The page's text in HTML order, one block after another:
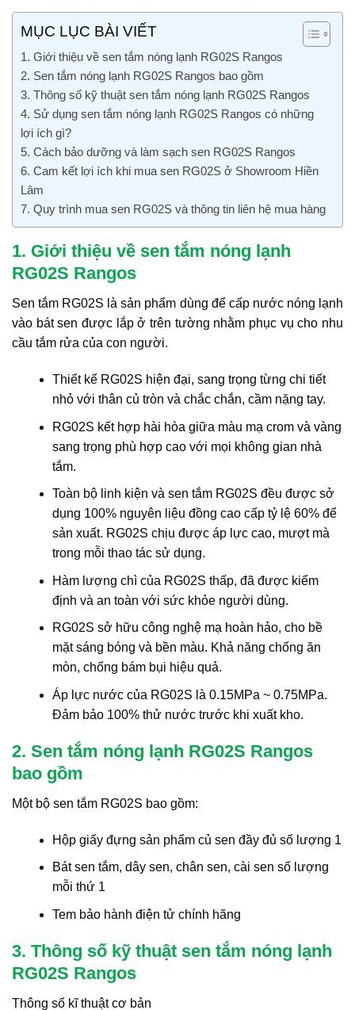
MỤC LỤC BÀI VIẾT
1. Giới thiệu về sen tắm nóng lạnh RG02S Rangos
2. Sen tắm nóng lạnh RG02S Rangos bao gồm
3. Thông số kỹ thuật sen tắm nóng lạnh RG02S Rangos
4. Sử dụng sen tắm nóng lạnh RG02S Rangos có những
lợi ích gì?
5. Cách bảo dưỡng và làm sạch sen RG02S Rangos
6. Cam kết lợi ích khi mua sen RG02S ở Showroom Hiền
Lâm
7. Quy trình mua sen RG02S và thông tin liên hệ mua hàng
1. Giới thiệu về sen tắm nóng lạnh
RG02S Rangos
Sen tắm RG02S là sản phẩm dùng để cấp nước nóng lạnh
vào bát sen được lắp ở trên tường nhằm phục vụ cho nhu
cầu tắm rửa của con người.
Thiết kế RG02S hiện đại, sang trọng từng chi tiết
nhỏ với thân củ tròn và chắc chắn, cầm nặng tay.
RG02S kết hợp hài hòa giữa màu mạ crom và vàng
sang trọng phù hợp cao với mọi không gian nhà
tắm.
Toàn bộ linh kiện và sen tắm RG02S đều được sở
dụng 100% nguyên liệu đồng cao cấp tỷ lệ 60% để
sản xuất. RG02S chịu được áp lực cao, mượt mà
trong mỗi thao tác sử dụng.
Hàm lượng chì của RG02S thấp, đã được kiểm
định và an toàn với sức khỏe người dùng.
RG02S sở hữu công nghệ mạ hoàn hảo, cho bề
mặt sáng bóng và bền màu. Khả năng chống ăn
mòn, chống bám bụi hiệu quả.
Áp lực nước của RG02S là 0.15MPa ~ 0.75MPa.
Đảm bảo 100% thử nước trước khi xuất kho.
2. Sen tắm nóng lạnh RG02S Rangos
bao gồm
Một bộ sen tắm RG02S bao gồm:
Hộp giấy đựng sản phẩm củ sen đầy đủ số lượng 1
Bát sen tắm, dây sen, chân sen, cài sen số lượng
mỗi thứ 1
Tem bảo hành điện tử chính hãng
3. Thông số kỹ thuật sen tắm nóng lạnh
RG02S Rangos
Thông số kĩ thuật cơ bản